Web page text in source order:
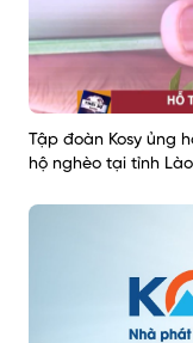
Tập đoàn Kosy ủng
hộ nghèo tại tỉnh